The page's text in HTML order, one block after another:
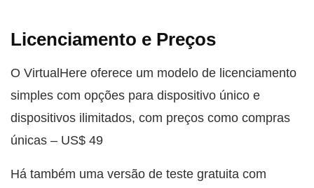
Licenciamento e Preços
O VirtualHere oferece um modelo de licenciamento
simples com opções para dispositivo único e
dispositivos ilimitados, com preços como compras
únicas – US$ 49
Há também uma versão de teste gratuita com